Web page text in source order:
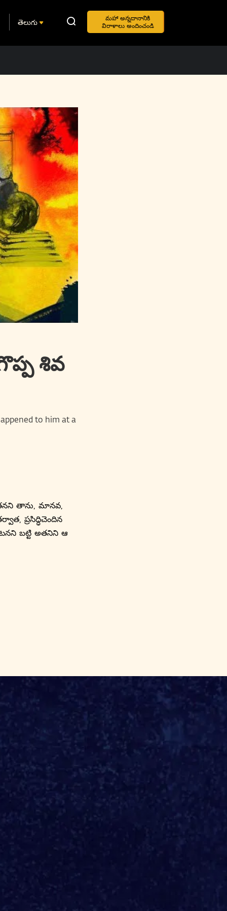
తెలుగు
మహా అన్నదానానికి
విరాళాలు అందించండి
శివ
to him at a
తాను, మానవ,
ప్రసిద్ధిచెందిన
బట్టి అతనిని ఆ